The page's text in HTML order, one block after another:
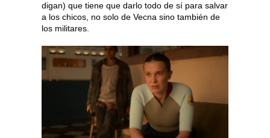
digan) que tiene que darlo todo de sí para salvar
a los chicos, no solo de Vecna sino también de
los militares.